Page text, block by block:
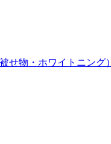
せ物・ホワイトニング）